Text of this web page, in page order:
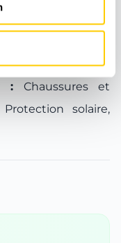
pas d'explorer
Pareis.
: Chaussures et
solaire,